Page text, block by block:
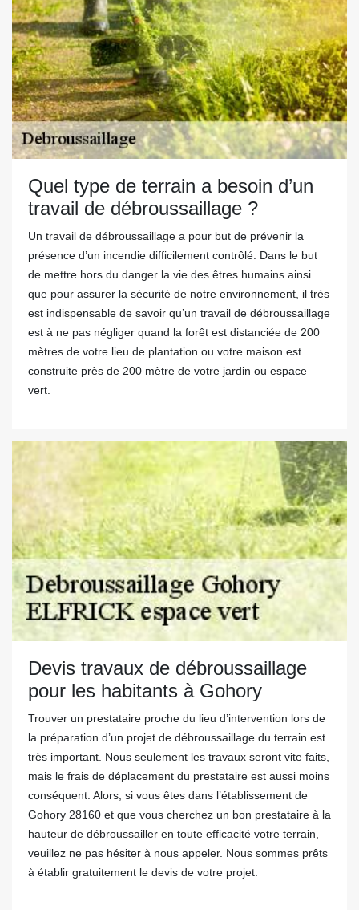
Quel type de terrain a besoin d’un
travail de débroussaillage ?
Un travail de débroussaillage a pour but de prévenir la
présence d’un incendie difficilement contrôlé. Dans le but
de mettre hors du danger la vie des êtres humains ainsi
que pour assurer la sécurité de notre environnement, il très
est indispensable de savoir qu’un travail de débroussaillage
est à ne pas négliger quand la forêt est distanciée de 200
mètres de votre lieu de plantation ou votre maison est
construite près de 200 mètre de votre jardin ou espace
vert.
Devis travaux de débroussaillage
pour les habitants à Gohory
Trouver un prestataire proche du lieu d’intervention lors de
la préparation d’un projet de débroussaillage du terrain est
très important. Nous seulement les travaux seront vite faits,
mais le frais de déplacement du prestataire est aussi moins
conséquent. Alors, si vous êtes dans l’établissement de
Gohory 28160 et que vous cherchez un bon prestataire à la
hauteur de débroussailler en toute efficacité votre terrain,
veuillez ne pas hésiter à nous appeler. Nous sommes prêts
à établir gratuitement le devis de votre projet.